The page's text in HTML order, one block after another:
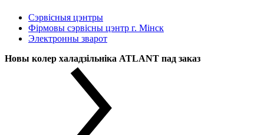
Сэрвісныя цэнтры
Фірмовы сэрвісны цэнтр г. Мінск
Электронны зварот
Новы колер халадзільніка ATLANT пад заказ